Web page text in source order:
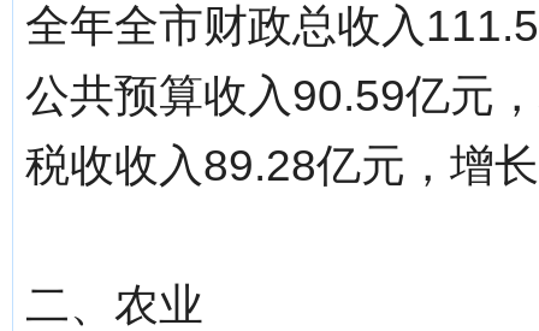
全年全市财政总收入
公共预算收入90.59亿元
税收收入89.28亿元，增
二、农业